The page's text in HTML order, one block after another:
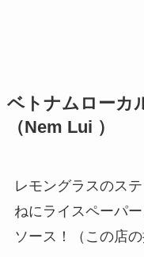
ベトナムローカ
（Nem Lui ）
レモングラスのス
ねにライスペーパ
ソース！（この店